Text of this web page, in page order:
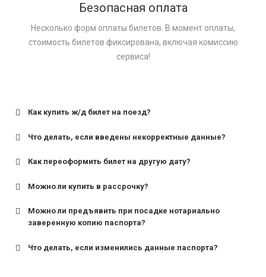
Безопасная оплата
Несколько форм оплаты билетов. В момент оплаты,
стоимость билетов фиксирована, включая комиссию
сервиса!
Как купить ж/д билет на поезд?
Что делать, если введены некорректные данные?
Как переоформить билет на другую дату?
Можно ли купить в рассрочку?
Можно ли предъявить при посадке нотариально
заверенную копию паспорта?
Что делать, если изменились данные паспорта?